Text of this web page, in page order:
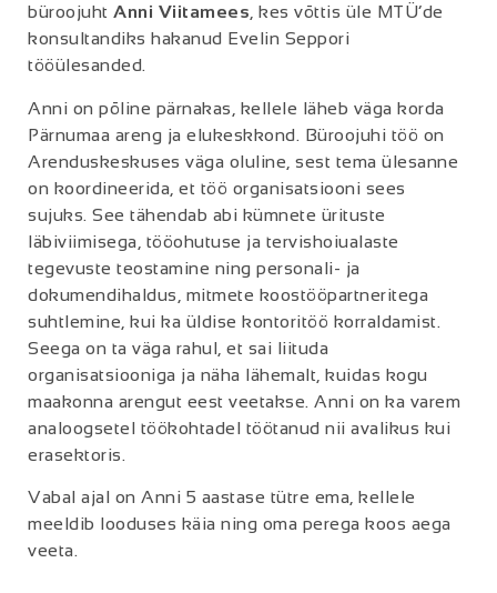
büroojuht Anni Viitamees , kes võttis üle MTÜ’de
konsultandiks hakanud Evelin Seppori
tööülesanded.
Anni on põline pärnakas, kellele läheb väga korda
Pärnumaa areng ja elukeskkond. Büroojuhi töö on
Arenduskeskuses väga oluline, sest tema ülesanne
on koordineerida, et töö organisatsiooni sees
sujuks. See tähendab abi kümnete ürituste
läbiviimisega, tööohutuse ja tervishoiualaste
tegevuste teostamine ning personali- ja
dokumendihaldus, mitmete koostööpartneritega
suhtlemine, kui ka üldise kontoritöö korraldamist.
Seega on ta väga rahul, et sai liituda
organisatsiooniga ja näha lähemalt, kuidas kogu
maakonna arengut eest veetakse. Anni on ka varem
analoogsetel töökohtadel töötanud nii avalikus kui
erasektoris.
Vabal ajal on Anni 5 aastase tütre ema, kellele
meeldib looduses käia ning oma perega koos aega
veeta.